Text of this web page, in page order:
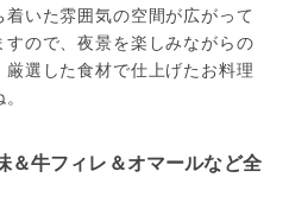
いた雰囲気の空間が広がって
ので、夜景を楽しみながらの
選した食材で仕上げたお料理
＆牛フィレ＆オマールなど全